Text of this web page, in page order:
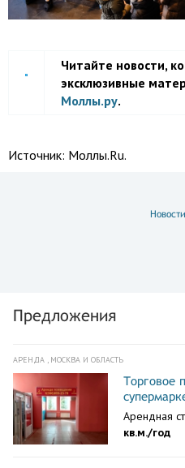
Читайте новости,
эксклюзивные
Моллы.ру.
Источник: Моллы.Ru.
Предложения
АРЕНДА , МОСКВА И ОБЛАСТЬ
Торговое
Арендная
кв.м./год